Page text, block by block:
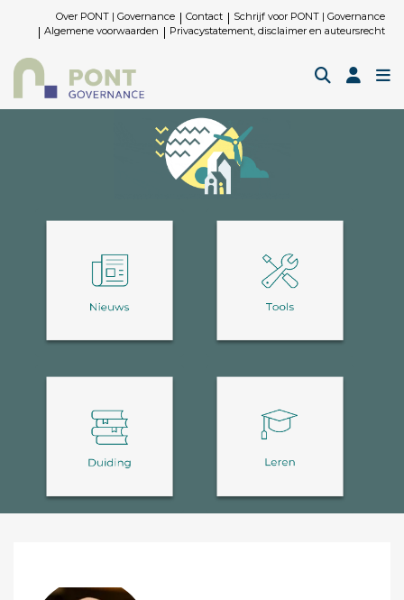
Over PONT | Governance Contact
Schrijf voor PONT | Governance
Algemene voorwaarden
Privacystatement, disclaimer en auteursrecht